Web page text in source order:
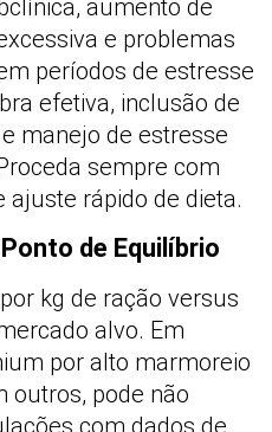
aumento de
e problemas
períodos de estresse
efetiva, inclusão de
manejo de estresse
sempre com
rápido de dieta.
de Equilíbrio
kg de ração versus
alvo. Em
por alto marmoreio
outros, pode não
com dados de